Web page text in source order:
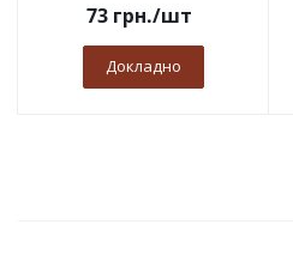
73 грн./шт
Докладно